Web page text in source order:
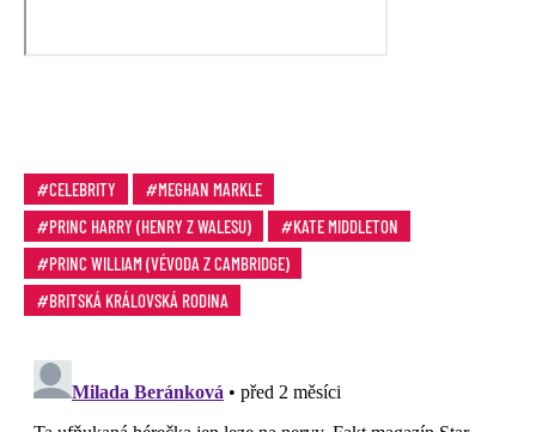
CELEBRITY
MEGHAN MARKLE
PRINC HARRY (HENRY Z WALESU)
KATE MIDDLETON
PRINC WILLIAM (VÉVODA Z CAMBRIDGE)
BRITSKÁ KRÁLOVSKÁ RODINA